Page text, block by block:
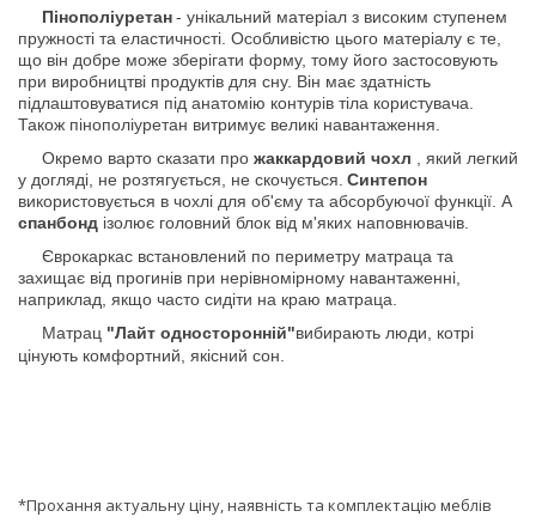
Пінополіуретан - унікальний матеріал з високим ступенем
пружності та еластичності. Особливістю цього матеріалу є те,
що він добре може зберігати форму, тому його застосовують
при виробництві продуктів для сну. Він має здатність
підлаштовуватися під анатомію контурів тіла користувача.
Також пінополіуретан витримує великі навантаження.
Окремо варто сказати про жаккардовий чохл , який легкий
у догляді, не розтягується, не скочується. Синтепон
використовується в чохлі для об'єму та абсорбуючої функції. А
спанбонд ізолює головний блок від м'яких наповнювачів.
Єврокаркас встановлений по периметру матраца та
захищає від прогинів при нерівномірному навантаженні,
наприклад, якщо часто сидіти на краю матраца.
Матрац "Лайт односторонній"вибирають люди, котрі
цінують комфортний, якісний сон.
*Прохання актуальну ціну, наявність та комплектацію меблів